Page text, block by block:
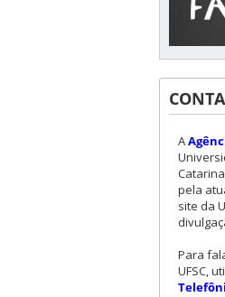
A
pela
site da
Para
UFSC,